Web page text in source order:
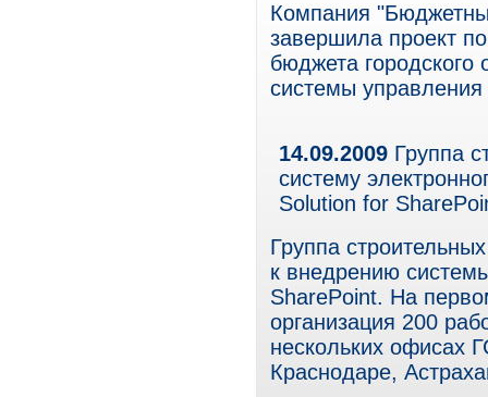
Компания
завершила проект
бюджета городского
системы
14.09.2009 Группа
систему
Solution for
Группа
к внедрению
SharePoint. На
организация 200
нескольких офисах
Краснодаре,